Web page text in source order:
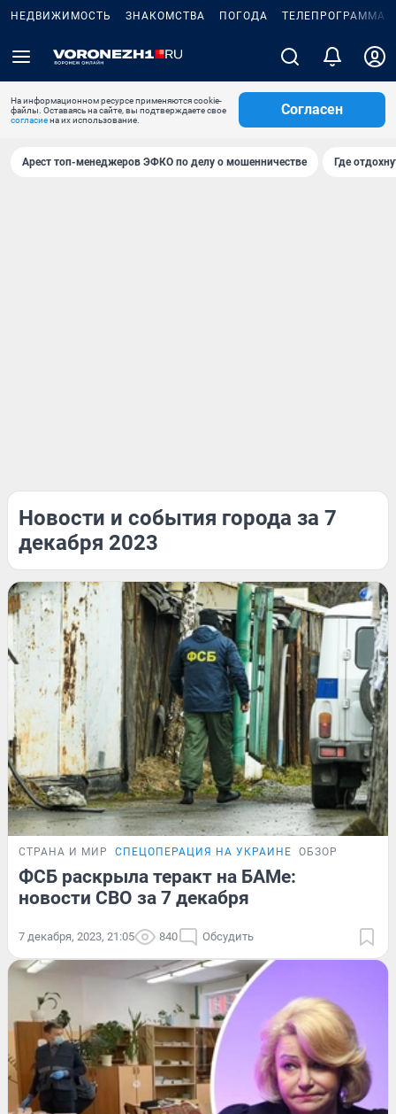
НЕДВИЖИМОСТЬ ЗНАКОМСТВА ПОГОДА ТЕЛЕПРОГРАММА
На информационном ресурсе применяются cookie-
файлы. Оставаясь на сайте, вы подтверждаете свое
согласиена их использование.
Согласен
Арест топ-менеджеров ЭФКО по делу о мошенничестве Где
Новости и события города за 7
декабря 2023
СТРАНА И МИР СПЕЦОПЕРАЦИЯ НА УКРАИНЕ ОБЗОР
ФСБ раскрыла теракт на БАМе:
новости СВО за 7 декабря
7 декабря, 2023, 21:05 840 Обсудить